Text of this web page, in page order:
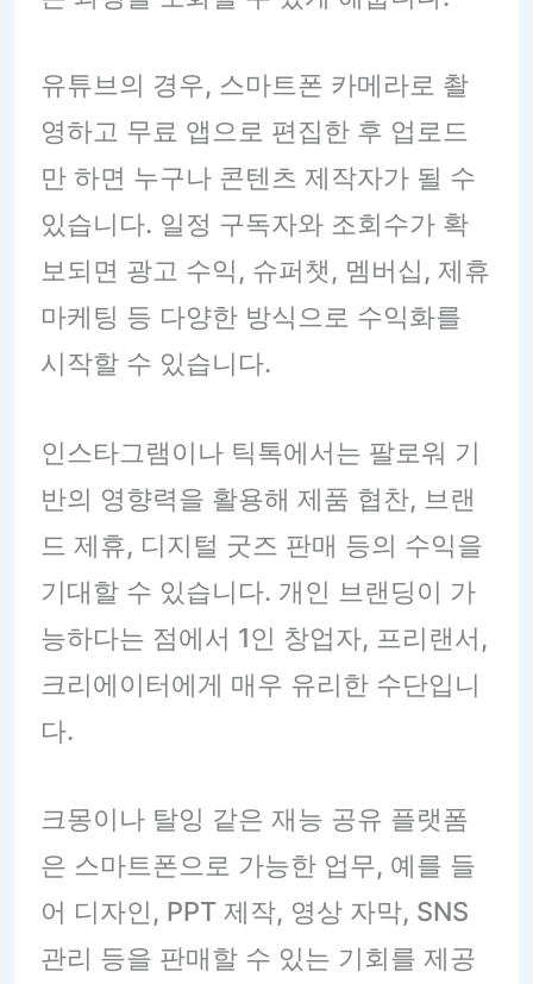
유튜브의 경우, 스마트폰 카메라로 촬
영하고 무료 앱으로 편집한 후 업로드
만 하면 누구나 콘텐츠 제작자가 될 수
있습니다. 일정 구독자와 조회수가 확
보되면 광고 수익, 슈퍼챗, 멤버십, 제휴
마케팅 등 다양한 방식으로 수익화를
시작할 수 있습니다.
인스타그램이나 틱톡에서는 팔로워 기
반의 영향력을 활용해 제품 협찬, 브랜
드 제휴, 디지털 굿즈 판매 등의 수익을
기대할 수 있습니다. 개인 브랜딩이 가
능하다는 점에서 1인 창업자, 프리랜서,
크리에이터에게 매우 유리한 수단입니
다.
크몽이나 탈잉 같은 재능 공유 플랫폼
은 스마트폰으로 가능한 업무, 예를 들
어 디자인, PPT 제작, 영상 자막, SNS
관리 등을 판매할 수 있는 기회를 제공